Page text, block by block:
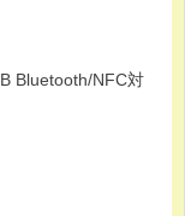
Bluetooth/NFC対